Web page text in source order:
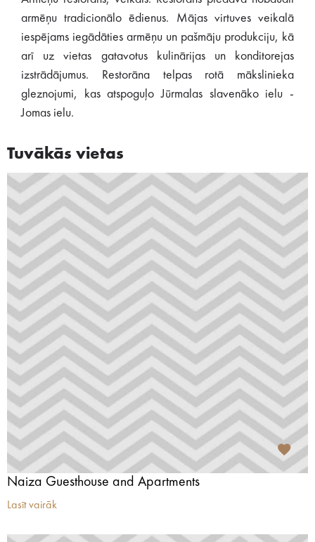
armēņu tradicionālo ēdienus. Mājas virtuves veikalā
iespējams iegādāties armēņu un pašmāju produkciju, kā
arī uz vietas gatavotus kulinārijas un konditorejas
izstrādājumus. Restorāna telpas rotā mākslinieka
gleznojumi, kas atspoguļo Jūrmalas slavenāko ielu -
Jomas ielu.
Tuvākās vietas
Naiza Guesthouse and Apartments
Lasīt vairāk